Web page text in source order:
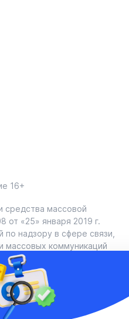
16+
средства массовой
«25» января 2019 г.
надзору в сфере связи,
массовых коммуникаций